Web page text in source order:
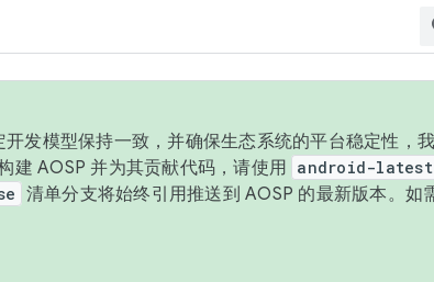
发模型保持一致，并确保生态系统的平台稳定性，
建 AOSP 并为其贡献代码，请使用 android-
清单分支将始终引用推送到 AOSP 的最新版本。如